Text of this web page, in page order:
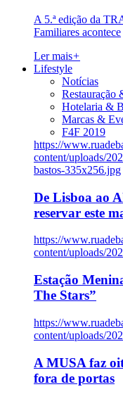
A 5.ª edição da
Familiares acontece
Ler mais+
Lifestyle
Notícias
Restauração
Hotelaria &
Marcas &
F4F 2019
https://
content/uploads/
bastos-335x256.jpg
De Lisboa ao
reservar este
https://
content/uploads/
Estação
The Stars”
https://
content/uploads/
A MUSA faz
fora de portas